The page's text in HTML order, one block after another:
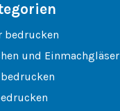
bedrucken
und Einmachgläser